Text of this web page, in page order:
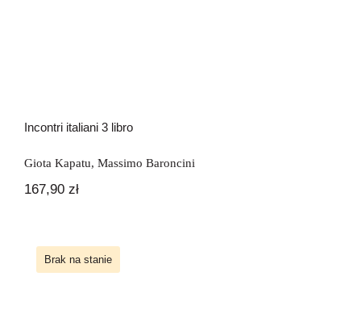
Incontri italiani 3 libro
Giota Kapatu, Massimo Baroncini
167,90 zł
Brak na stanie